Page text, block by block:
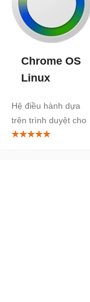
Chrome OS
Linux
Hệ điều hành dựa
trên trình duyệt cho
Linux